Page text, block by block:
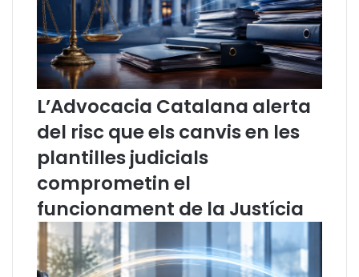
l
B
u
t
l
l
e
t
d
e
n
o
t
í
c
l
o
c
i
t
a
t
s
L’Advocacia Catalana alerta
del risc que els canvis en les
plantilles judicials
comprometin el
funcionament de la Justícia